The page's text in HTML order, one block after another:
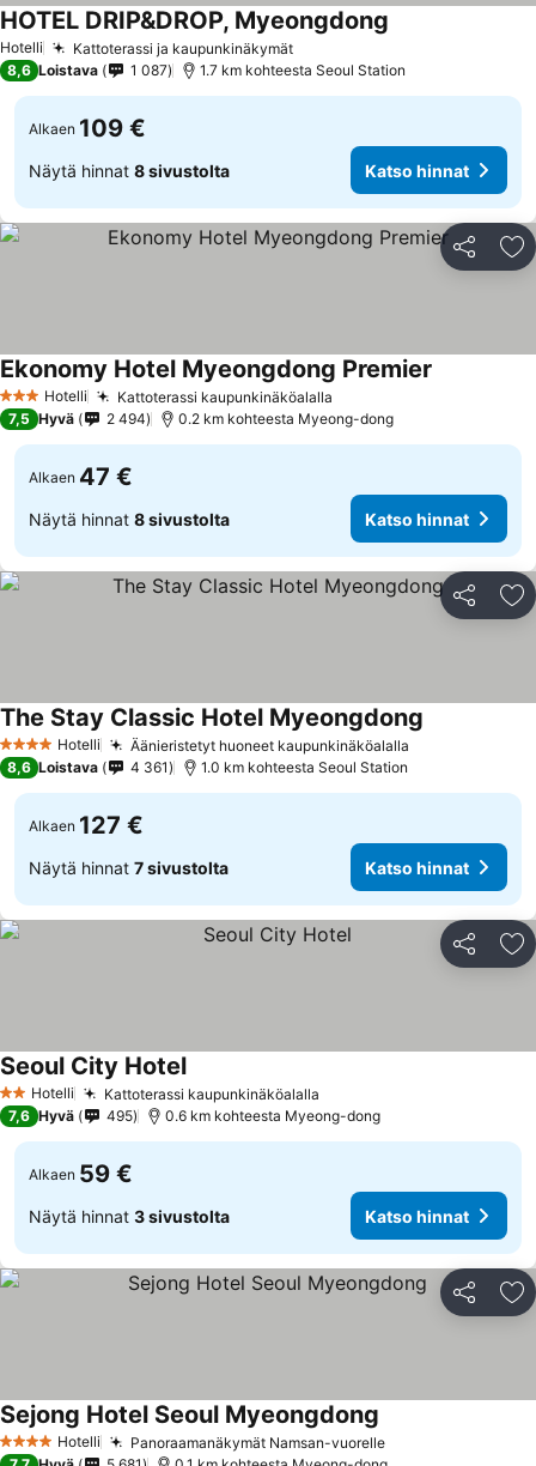
Hotelli Kattoterassi ja kaupunkinäkymät
HOTEL DRIP&DROP, Myeongdong
8,6 Loistava 1 087 1.7 km kohteesta Seoul Station
Alkaen 109 €
Näytä hinnat 8 sivustolta Katso hinnat
Jaa
3 Tähtiluokitus
Hotelli Kattoterassi kaupunkinäköalalla
Ekonomy Hotel Myeongdong Premier
7,5 Hyvä 2 494 0.2 km kohteesta Myeong-dong
Alkaen 47 €
Näytä hinnat 8 sivustolta Katso hinnat
Jaa
4 Tähtiluokitus
Hotelli Äänieristetyt huoneet kaupunkinäköalalla
The Stay Classic Hotel Myeongdong
8,6 Loistava 4 361 1.0 km kohteesta Seoul Station
Alkaen 127 €
Näytä hinnat 7 sivustolta Katso hinnat
Jaa
2 Tähtiluokitus
Hotelli Kattoterassi kaupunkinäköalalla
Seoul City Hotel
7,6 Hyvä 495 0.6 km kohteesta Myeong-dong
Alkaen 59 €
Näytä hinnat 3 sivustolta Katso hinnat
Jaa
4 Tähtiluokitus
Hotelli Panoraamanäkymät Namsan-vuorelle
Sejong Hotel Seoul Myeongdong